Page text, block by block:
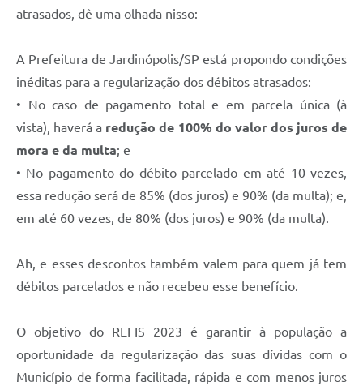
atrasados, dê uma olhada nisso:
A Prefeitura de Jardinópolis/SP está propondo condições
inéditas para a regularização dos débitos atrasados:
• No caso de pagamento total e em parcela única (à
vista), haverá a redução de 100% do valor dos juros de
mora e da multa; e
• No pagamento do débito parcelado em até 10 vezes,
essa redução será de 85% (dos juros) e 90% (da multa); e,
em até 60 vezes, de 80% (dos juros) e 90% (da multa).
Ah, e esses descontos também valem para quem já tem
débitos parcelados e não recebeu esse benefício.
O objetivo do REFIS 2023 é garantir à população a
oportunidade da regularização das suas dívidas com o
Município de forma facilitada, rápida e com menos juros